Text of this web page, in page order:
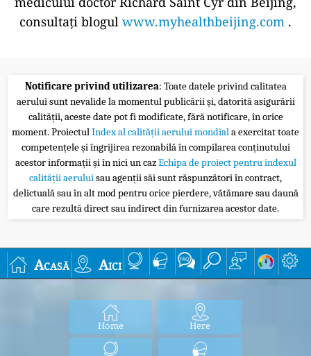
consultați blogul www.myhealthbeijing.com .
Notificare privind utilizarea: Toate datele privind calitatea
aerului sunt nevalide la momentul publicării și, datorită asigurării
calității, aceste date pot fi modificate, fără notificare, în orice
moment. ProiectulIndex al calității aerului mondiala exercitat toate
competențele și îngrijirea rezonabilă în compilarea conținutului
acestor informații și în nici un cazEchipa de proiect pentru indexul
calității aeruluisau agenții săi sunt răspunzători în contract,
delictuală sau în alt mod pentru orice pierdere, vătămare sau daună
care rezultă direct sau indirect din furnizarea acestor date.
Acasă Aici
Home Here